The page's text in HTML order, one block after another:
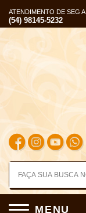
ATENDIMENTO DE SEG
(54) 98145-5232
MENU